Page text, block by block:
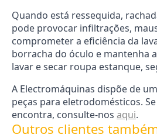
Quando está ressequida,
pode provocar infiltrações,
comprometer a eficiência da
borracha do óculo e mantenha
lavar e secar roupa estanque,
A Electromáquinas dispõe de
peças para eletrodomésticos.
encontra, consulte-nos aqui.
Outros clientes